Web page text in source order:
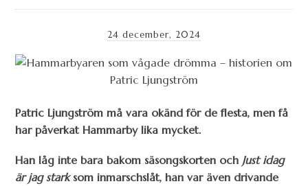
24 december, 2024
Patric Ljungström må vara okänd för de flesta, men få
har påverkat Hammarby lika mycket.
Han låg inte bara bakom säsongskorten och Just idag
är jag starksom inmarschslåt, han var även drivande